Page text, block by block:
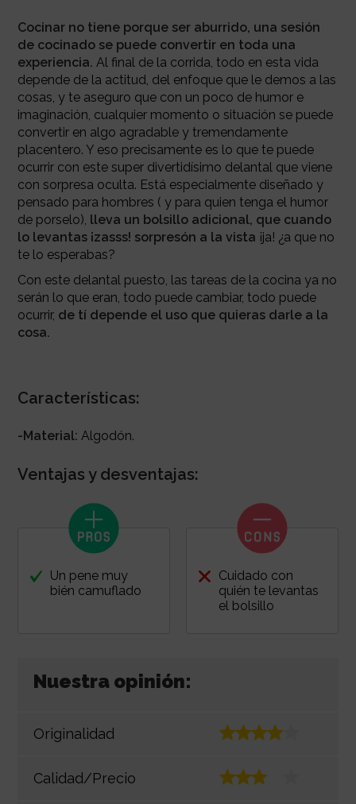
Cocinar no tiene porque ser aburrido, una sesión
de cocinado se puede convertir en toda una
experiencia. Al final de la corrida, todo en esta vida
depende de la actitud, del enfoque que le demos a las
cosas, y te aseguro que con un poco de humor e
imaginación, cualquier momento o situación se puede
convertir en algo agradable y tremendamente
placentero. Y eso precisamente es lo que te puede
ocurrir con este super divertidísimo delantal que viene
con sorpresa oculta. Está especialmente diseñado y
pensado para hombres ( y para quien tenga el humor
de porselo), lleva un bolsillo adicional, que cuando
lo levantas ¡zasss! sorpresón a la vista ¡ja! ¿a que no
te lo esperabas?
Con este delantal puesto, las tareas de la cocina ya no
serán lo que eran, todo puede cambiar, todo puede
ocurrir, de tí depende el uso que quieras darle a la
cosa.
Características:
-Material: Algodón.
Ventajas y desventajas:
Un pene muy
bién camuflado
Cuidado con
quién te levantas
el bolsillo
Nuestra opinión:
Originalidad
Calidad/Precio